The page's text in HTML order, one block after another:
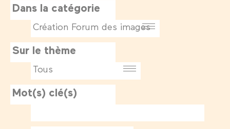
Dans la catégorie
Sur le thème
Mot(s) clé(s)